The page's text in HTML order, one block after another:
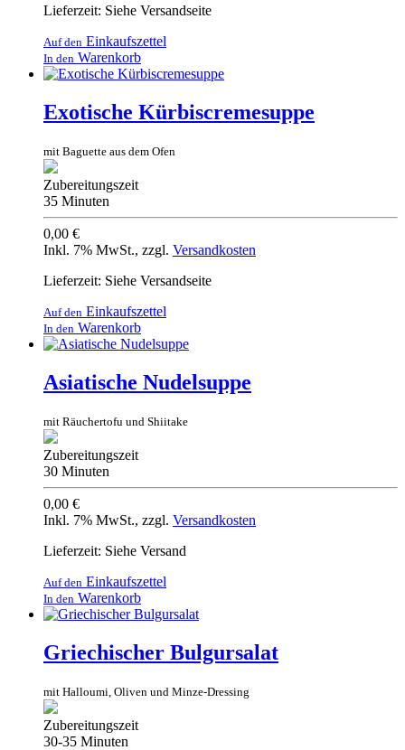
Lieferzeit: Siehe Versandseite
Auf den Einkaufszettel
In den Warenkorb
Exotische Kürbiscremesuppe
mit Baguette aus dem Ofen
Zubereitungszeit
35 Minuten
0,00 €
Inkl. 7% MwSt., zzgl. Versandkosten
Lieferzeit: Siehe Versandseite
Auf den Einkaufszettel
In den Warenkorb
Asiatische Nudelsuppe
mit Räuchertofu und Shiitake
Zubereitungszeit
30 Minuten
0,00 €
Inkl. 7% MwSt., zzgl. Versandkosten
Lieferzeit: Siehe Versand
Auf den Einkaufszettel
In den Warenkorb
Griechischer Bulgursalat
mit Halloumi, Oliven und Minze-Dressing
Zubereitungszeit
30-35 Minuten